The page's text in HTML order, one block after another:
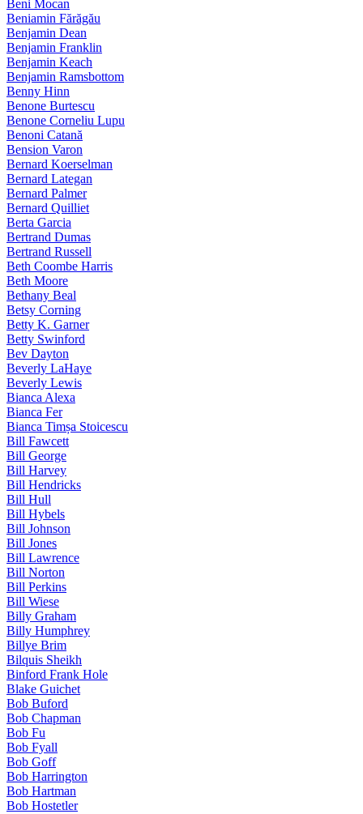
Beni Mocan
Beniamin Fărăgău
Benjamin Dean
Benjamin Franklin
Benjamin Keach
Benjamin Ramsbottom
Benny Hinn
Benone Burtescu
Benone Corneliu Lupu
Benoni Catană
Bension Varon
Bernard Koerselman
Bernard Lategan
Bernard Palmer
Bernard Quilliet
Berta Garcia
Bertrand Dumas
Bertrand Russell
Beth Coombe Harris
Beth Moore
Bethany Beal
Betsy Corning
Betty K. Garner
Betty Swinford
Bev Dayton
Beverly LaHaye
Beverly Lewis
Bianca Alexa
Bianca Fer
Bianca Timșa Stoicescu
Bill Fawcett
Bill George
Bill Harvey
Bill Hendricks
Bill Hull
Bill Hybels
Bill Johnson
Bill Jones
Bill Lawrence
Bill Norton
Bill Perkins
Bill Wiese
Billy Graham
Billy Humphrey
Billye Brim
Bilquis Sheikh
Binford Frank Hole
Blake Guichet
Bob Buford
Bob Chapman
Bob Fu
Bob Fyall
Bob Goff
Bob Harrington
Bob Hartman
Bob Hostetler